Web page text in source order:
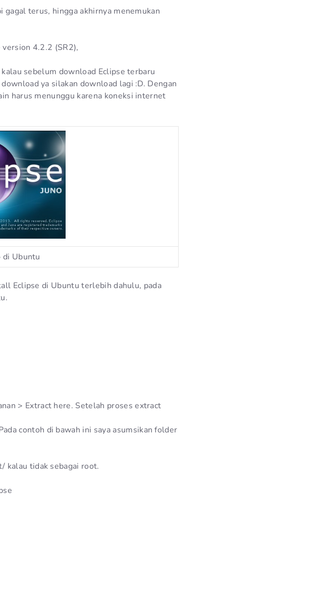
terus, hingga akhirnya menemukan
4.2.2 (SR2),
sebelum download Eclipse terbaru
ya silakan download lagi :D. Dengan
harus menunggu karena koneksi internet
Ubuntu
Eclipse di Ubuntu terlebih dahulu, pada
> Extract here. Setelah proses extract
contoh di bawah ini saya asumsikan folder
kalau tidak sebagai root.